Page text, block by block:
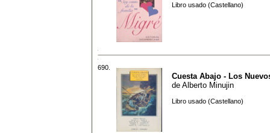
Libro usado (Castellano)
690.
Cuesta Abajo - Los
de Alberto Minujin
Libro usado (Castellano)